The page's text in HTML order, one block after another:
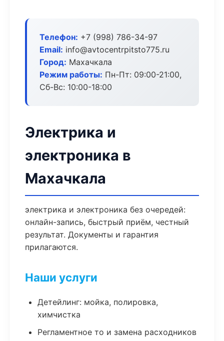
Телефон: +7 (998) 786-34-97
Email: info@avtocentrpitsto775.ru
Город: Махачкала
Режим работы: Пн-Пт: 09:00-21:00,
Сб-Вс: 10:00-18:00
Электрика и
электроника в
Махачкала
электрика и электроника без очередей:
онлайн-запись, быстрый приём, честный
результат. Документы и гарантия
прилагаются.
Наши услуги
Детейлинг: мойка, полировка,
химчистка
Регламентное то и замена расходников